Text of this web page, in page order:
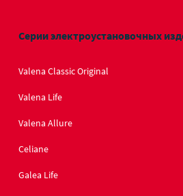
Серии электроустановочных
Valena Classic Original
Valena Life
Valena Allure
Celiane
Galea Life